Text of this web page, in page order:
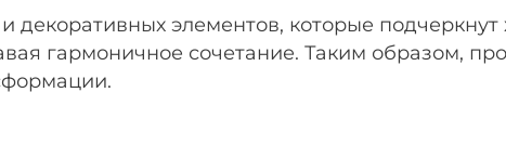
элементов, которые подчеркнут
гармоничное сочетание. Таким образом,